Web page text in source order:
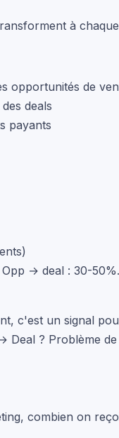
à
opportunités de
deals
payants
→ deal : 30-
c'est un signal
Deal ? Problème
combien on